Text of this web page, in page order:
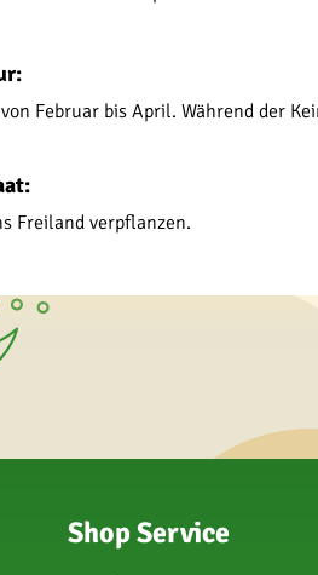
Februar bis April. Während der
Freiland verpflanzen.
Shop Service